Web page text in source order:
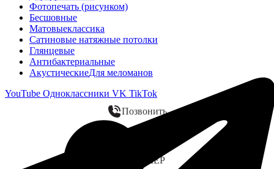
Фотопечать (рисунком)
Бесшовные
Матовыеклассика
Сатиновые натяжные потолки
Глянцевые
Антибактериальные
АкустическиеДля меломанов
YouTube Одноклассники VK TikTok
Позвонить
ЗАМЕР